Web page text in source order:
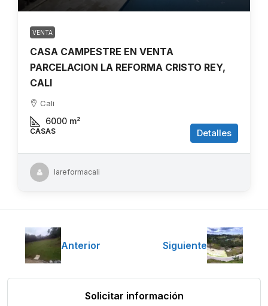
VENTA
CASA CAMPESTRE EN VENTA
PARCELACION LA REFORMA CRISTO REY,
CALI
Cali
6000 m²
CASAS Detalles
lareformacali
Anterior Siguiente
Solicitar información